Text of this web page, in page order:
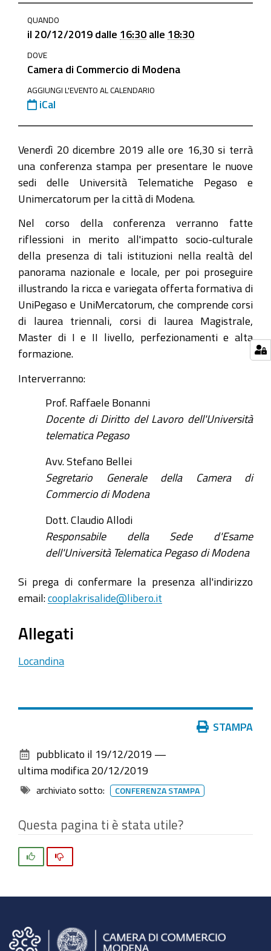
unimercatorum-
quali-
opportunita-
per-
territorio-
UniPegaso
UniMercatorum,
opportunità
per
il
territorio
modenese
12-
20T18:30:00+01:00
Venerdì
conferenza
alla
Camera
Commercio
presentare
sedi
QUANDO
il 20/12/2019 dalle 16:30 alle 18:30
DOVE
Camera di Commercio di Modena
AGGIUNGI L'EVENTO AL CALENDARIO
iCal
Venerdì 20 dicembre 2019 alle ore 16,30 si terrà
una conferenza stampa per presentare le nuove
sedi delle Università Telematiche Pegaso e
Unimercatorum per la città di Modena.
Nel corso della conferenza verranno fatte
riflessioni in merito all'impatto socio-culturale
della presenza di tali istituzioni nella realtà del
panorama nazionale e locale, per poi proseguire
illustrando la ricca e variegata offerta formativa di
UniPegaso e UniMercatorum, che comprende corsi
di laurea triennali, corsi di laurea Magistrale,
Master di I e II livello, perfezionamenti e alta
formazione.
Interverranno:
Prof. Raffaele Bonanni
Docente di Diritto del Lavoro dell'Università
telematica Pegaso
Avv. Stefano Bellei
Segretario Generale della Camera di
Commercio di Modena
Dott. Claudio Allodi
Responsabile della Sede d'Esame
dell'Università Telematica Pegaso di Modena
Si prega di confermare la presenza all'indirizzo
email: cooplakrisalide@libero.it
Allegati
Locandina
documento
STAMPA
pubblicato il 19/12/2019 —
ultima modifica 20/12/2019
archiviato sotto: CONFERENZA STAMPA
Questa pagina ti è stata utile?